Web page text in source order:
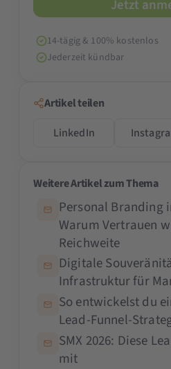
14-tägig & 100% kostenlos
Jederzeit kündbar
Artikel teilen
LinkedIn
Weitere Artikel zum Thema
Personal Branding
Warum Vertrauen
Reichweite
Digitale
Infrastruktur für
So entwickelst du
Lead-Funnel-
SMX 2026: Diese
mit